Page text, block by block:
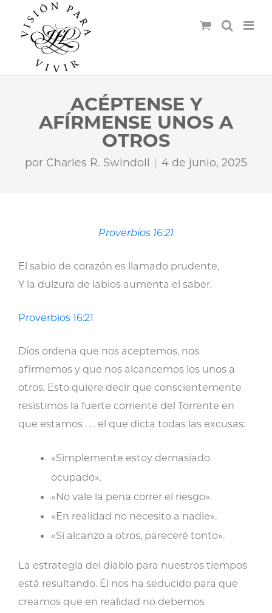
ACÉPTENSE Y
AFÍRMENSE UNOS A
OTROS
por Charles R. Swindoll 4 de junio, 2025
Proverbios 16:21
El sabio de corazón es llamado prudente,
Y la dulzura de labios aumenta el saber.
Proverbios 16:21
Dios ordena que nos aceptemos, nos
afirmemos y que nos alcancemos los unos a
otros. Esto quiere decir que conscientemente
resistimos la fuerte corriente del Torrente en
que estamos . . . el que dicta todas las excusas:
«Simplemente estoy demasiado
ocupado».
«No vale la pena correr el riesgo».
«En realidad no necesito a nadie».
«Si alcanzo a otros, pareceré tonto».
La estrategia del diablo para nuestros tiempos
está resultando. Él nos ha seducido para que
creamos que en realidad no debemos